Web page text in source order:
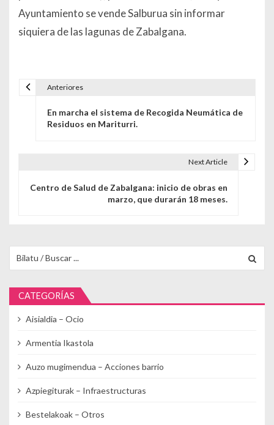
Ayuntamiento se vende Salburua sin informar
siquiera de las lagunas de Zabalgana.
Anteriores
En marcha el sistema de Recogida Neumática de
Residuos en Mariturri.
Next Article
Centro de Salud de Zabalgana: inicio de obras en
marzo, que durarán 18 meses.
CATEGORÍAS
Aisialdia – Ocio
Armentia Ikastola
Auzo mugimendua – Acciones barrio
Azpiegiturak – Infraestructuras
Bestelakoak – Otros